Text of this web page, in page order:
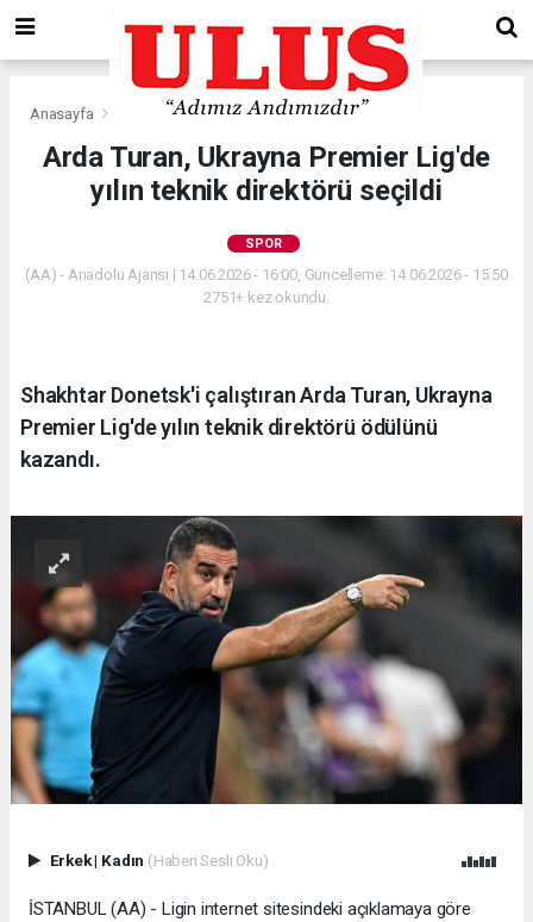
Anasayfa
Arda Turan, Ukrayna Premier Lig'de
yılın teknik direktörü seçildi
SPOR
(AA) - Anadolu Ajansı | 14.06.2026 - 16:00, Güncelleme: 14.06.2026 - 15:50
2751+ kez okundu.
Shakhtar Donetsk'i çalıştıran Arda Turan, Ukrayna
Premier Lig'de yılın teknik direktörü ödülünü
kazandı.
Erkek| Kadın (Haberi Sesli Oku)
İSTANBUL (AA) - Ligin internet sitesindeki açıklamaya göre